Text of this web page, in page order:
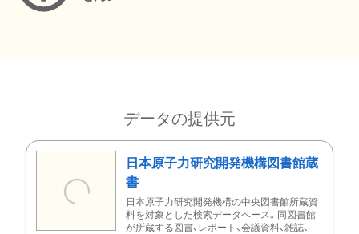
データの提供元
日本原子力研究開発機構図書館蔵
書
日本原子力研究開発機構の中央図書館所蔵資
料を対象とした検索データベース。同図書館
が所蔵する図書、レポート、会議資料、雑誌、